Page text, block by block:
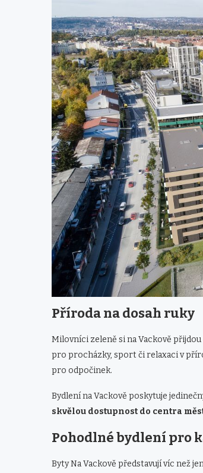
Příroda na dosah ruky
Milovníci zeleně si na Vackově
pro procházky, sport či relaxaci v
pro odpočinek.
Bydlení na Vackově poskytuje
skvělou dostupnost do centra
Pohodlné bydlení pro
Byty Na Vackově představují víc než